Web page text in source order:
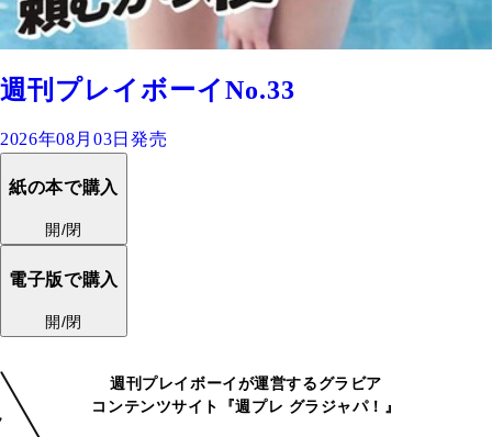
週刊プレイボーイNo.33
2026年08月03日発売
紙の本で購入
開/閉
電子版で購入
開/閉
週刊プレイボーイが運営するグラビア
コンテンツサイト『週プレ グラジャパ！』